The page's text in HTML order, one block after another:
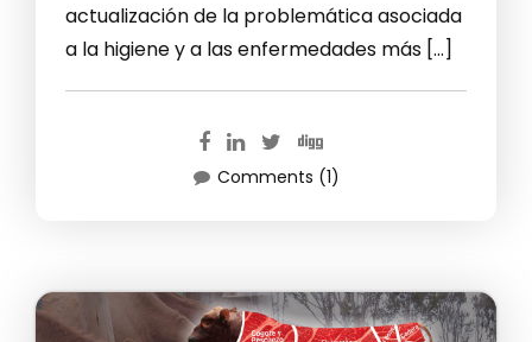
actualización de la problemática asociada
a la higiene y a las enfermedades más […]
Comments (1)